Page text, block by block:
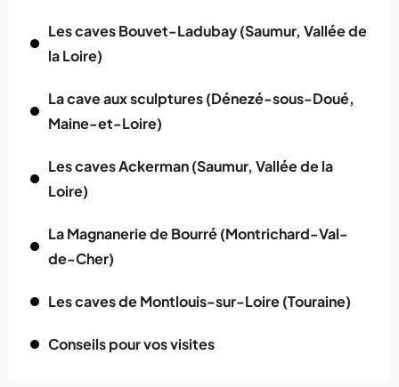
Les caves Bouvet-Ladubay (Saumur, Vallée de
la Loire)
La cave aux sculptures (Dénezé-sous-Doué,
Maine-et-Loire)
Les caves Ackerman (Saumur, Vallée de la
Loire)
La Magnanerie de Bourré (Montrichard-Val-
de-Cher)
Les caves de Montlouis-sur-Loire (Touraine)
Conseils pour vos visites